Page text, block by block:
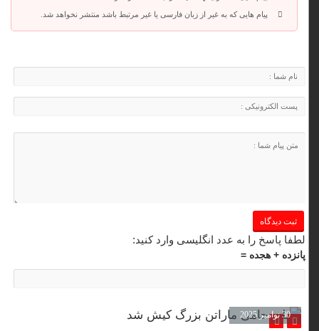
پیام هایی که به غیر از زبان فارسی یا غیر مرتبط باشد منتشر نخواهد شد.
لطفا پاسخ را به عدد انگلیسی وارد کنید:
پانزده + هجده =
30 نوامبر 2025